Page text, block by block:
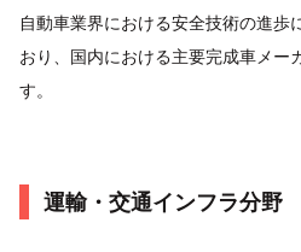
自動車業界における安全技術の進歩
おり、国内における主要完成車メー
す。
運輸・交通インフラ分野